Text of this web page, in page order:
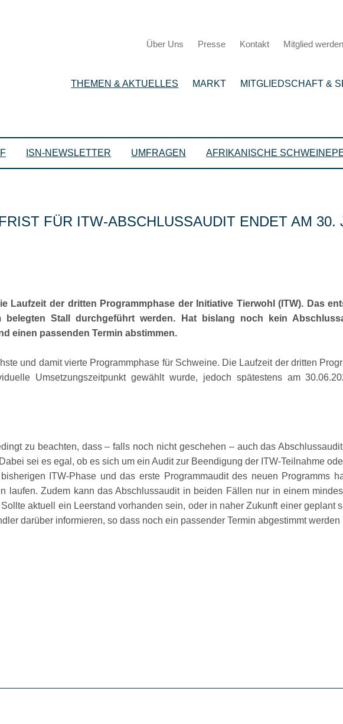
Über Uns Presse Kontakt Mitglied werden
THEMEN & AKTUELLES MARKT MITGLIEDSCHAFT &
ISN-NEWSLETTER UMFRAGEN AFRIKANISCHE
FÜR ITW-ABSCHLUSSAUDIT ENDET AM 30.
Laufzeit der dritten Programmphase der Initiative Tierwohl (ITW). Das
Stall durchgeführt werden. Hat bislang noch kein
einen passenden Termin abstimmen.
und damit vierte Programmphase für Schweine. Die Laufzeit der dritten
Umsetzungszeitpunkt gewählt wurde, jedoch spätestens am
zu beachten, dass – falls noch nicht geschehen – auch das
sei es egal, ob es sich um ein Audit zur Beendigung der ITW-Teilnahme
ITW-Phase und das erste Programmaudit des neuen Programms
laufen. Zudem kann das Abschlussaudit in beiden Fällen nur in einem
aktuell ein Leerstand vorhanden sein, oder in naher Zukunft einer geplant
darüber informieren, so dass noch ein passender Termin abgestimmt werden